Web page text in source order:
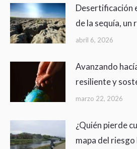
Desertificación
de la sequía,
abril 6, 2026
Avanzando
resiliente y
marzo 22, 2026
¿Quién pierde
mapa del